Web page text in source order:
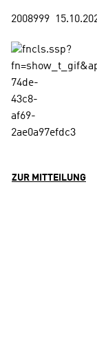
2008999
ZUR MITTEILUNG